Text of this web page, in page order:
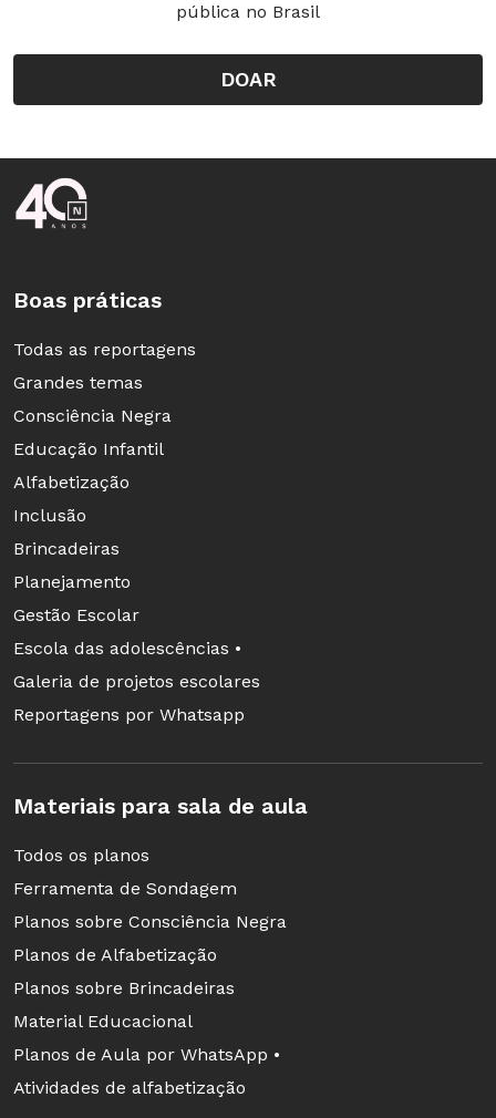
pública no Brasil
DOAR
Rodapé da Nova Escola
Boas práticas
Todas as reportagens
Grandes temas
Consciência Negra
Educação Infantil
Alfabetização
Inclusão
Brincadeiras
Planejamento
Gestão Escolar
Escola das adolescências •
Galeria de projetos escolares
Reportagens por Whatsapp
Materiais para sala de aula
Todos os planos
Ferramenta de Sondagem
Planos sobre Consciência Negra
Planos de Alfabetização
Planos sobre Brincadeiras
Material Educacional
Planos de Aula por WhatsApp •
Atividades de alfabetização